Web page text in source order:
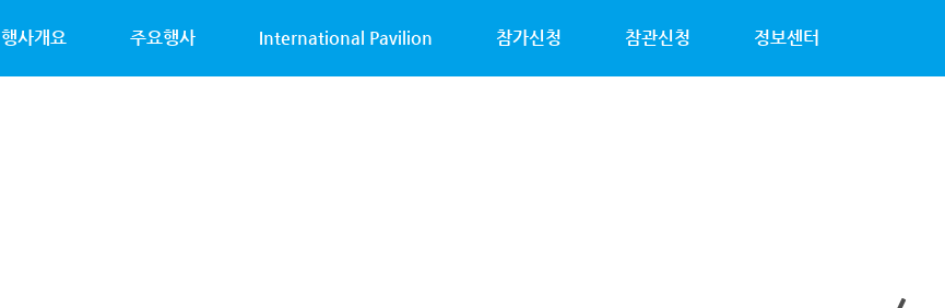
행사개요 주요행사 International Pavilion 참가신청 참관신청 정보센터